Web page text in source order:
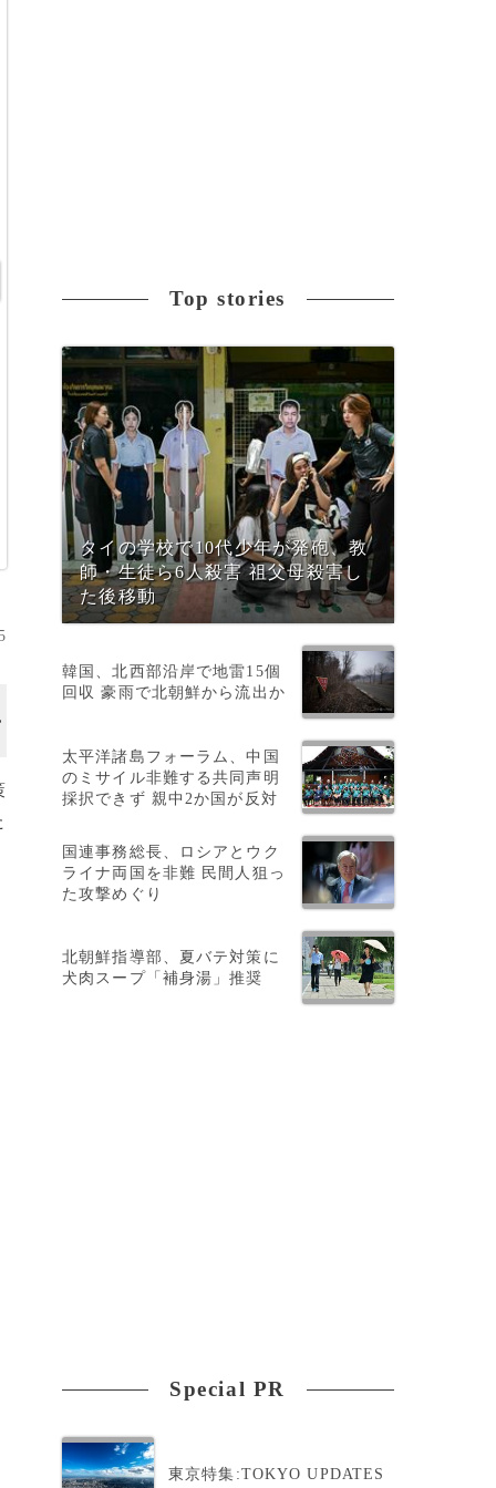
Top stories
タイの学校で10代少年が発砲、教
師・生徒ら6人殺害 祖父母殺害し
た後移動
韓国、北西部沿岸で地雷15個
回収 豪雨で北朝鮮から流出か
太平洋諸島フォーラム、中国
のミサイル非難する共同声明
採択できず 親中2か国が反対
国連事務総長、ロシアとウク
ライナ両国を非難 民間人狙っ
た攻撃めぐり
北朝鮮指導部、夏バテ対策に
犬肉スープ「補身湯」推奨
Special PR
東京特集:TOKYO UPDATES